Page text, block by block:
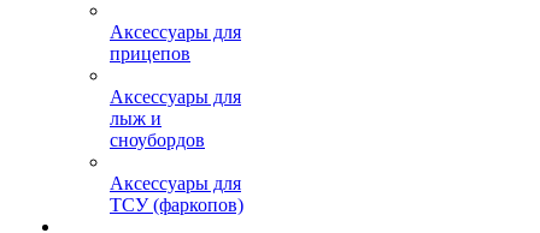
Аксессуары для
прицепов
Аксессуары для
лыж и
сноубордов
Аксессуары для
ТСУ (фаркопов)